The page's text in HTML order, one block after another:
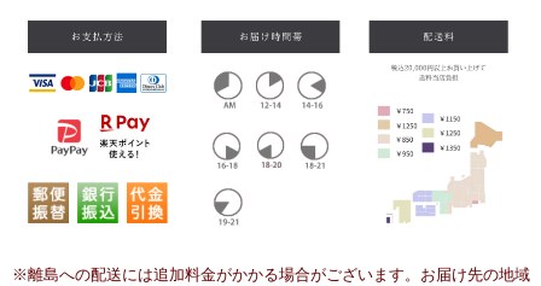
※離島への配送には追加料金がかかる場合がございます。お届け先の地域